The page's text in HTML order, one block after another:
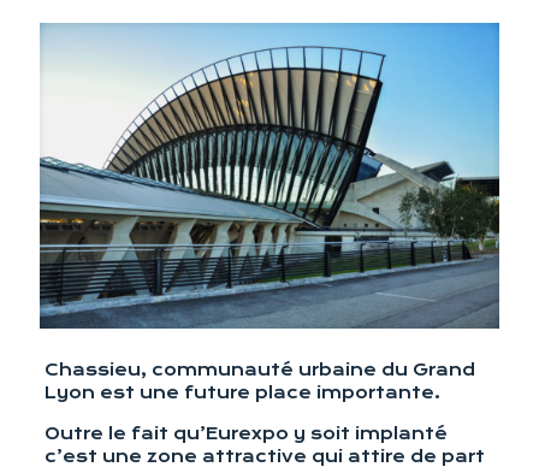
Chassieu, communauté urbaine du Grand
Lyon est une future place importante.
Outre le fait qu’Eurexpo y soit implanté
c’est une zone attractive qui attire de part